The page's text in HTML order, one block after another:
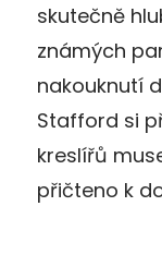
skutečně
známých
nakouknutí
Stafford si
kreslířů
přičteno k